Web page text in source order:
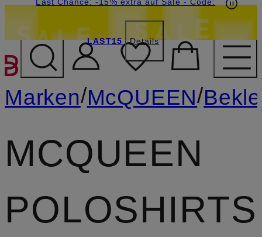
ZUM HAUPTINHALT
LAST15 Details
Marken/McQUEEN/
MCQUEEN
POLOSHIRTS